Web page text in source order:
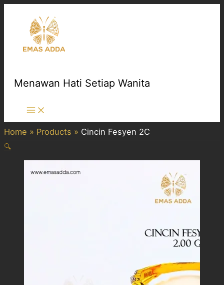
content
Menawan Hati Setiap Wanita
Main
Menu
Home Products Cincin Fesyen 2C
🔍